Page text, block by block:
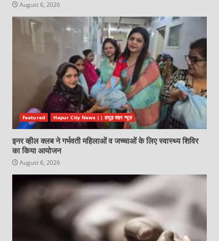
August 6, 2026
Featured Hapur City News || हापुड़ शहर न्यूज़
इनर व्हील क्लब ने गर्भवती महिलाओं व जच्चाओं के लिए स्वास्थ्य शिविर
का किया आयोजन
August 6, 2026